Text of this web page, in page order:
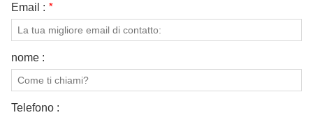
Email : *
nome :
Telefono :